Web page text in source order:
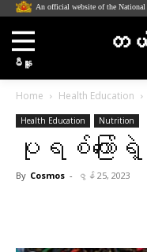
An official website of the
မီနူး
တ
Home Health Education
Health Education Nutrition
ပုရစ်ကြော်
By Cosmos - ဇွန် 25, 2023